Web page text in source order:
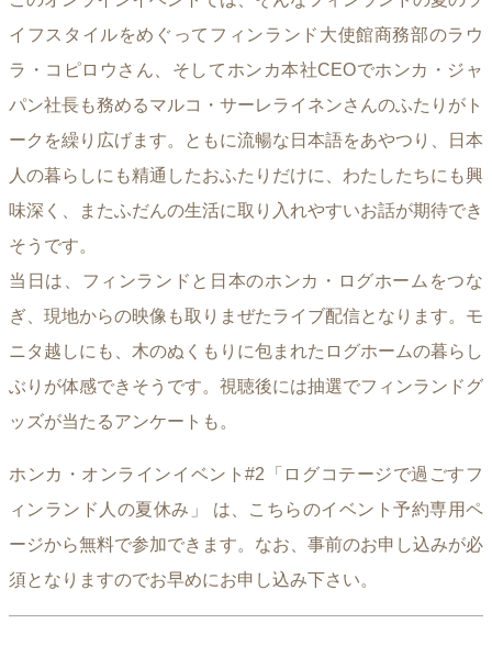
イフスタイルをめぐってフィンランド大使館商務部のラウ
ラ・コピロウさん、そしてホンカ本社CEOでホンカ・ジャ
パン社長も務めるマルコ・サーレライネンさんのふたりがト
ークを繰り広げます。ともに流暢な日本語をあやつり、日本
人の暮らしにも精通したおふたりだけに、わたしたちにも興
味深く、またふだんの生活に取り入れやすいお話が期待でき
そうです。
当日は、フィンランドと日本のホンカ・ログホームをつな
ぎ、現地からの映像も取りまぜたライブ配信となります。モ
ニタ越しにも、木のぬくもりに包まれたログホームの暮らし
ぶりが体感できそうです。視聴後には抽選でフィンランドグ
ッズが当たるアンケートも。
ホンカ・オンラインイベント#2「ログコテージで過ごすフ
ィンランド人の夏休み」 は、こちらのイベント予約専用ペ
ージから無料で参加できます。なお、事前のお申し込みが必
須となりますのでお早めにお申し込み下さい。